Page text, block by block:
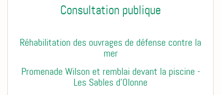
Consultation publique
Réhabilitation des ouvrages de défense contre la
mer
Promenade Wilson et remblai devant la piscine -
Les Sables d'Olonne